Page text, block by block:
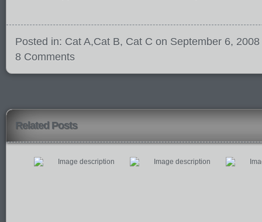
Posted in: Cat A,Cat B, Cat C on September 6, 2008
8 Comments
Related Posts